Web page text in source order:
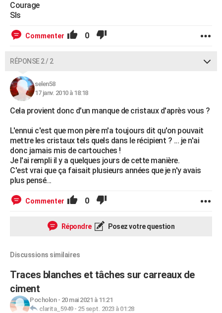
Courage
Sls
Commenter 0
RÉPONSE 2 / 2
selen58
17 janv. 2010 à 18:18
Cela provient donc d'un manque de cristaux d'après vous ?
L'ennui c'est que mon père m'a toujours dit qu'on pouvait
mettre les cristaux tels quels dans le récipient ? ... je n'ai
donc jamais mis de cartouches !
Je l'ai rempli il y a quelques jours de cette manière.
C'est vrai que ça faisait plusieurs années que je n'y avais
plus pensé...
Commenter 0
Répondre Posez votre question
Discussions similaires
Traces blanches et tâches sur carreaux de
ciment
Pocholon- 20 mai 2021 à 11:21
clarita_5949- 25 sept. 2023 à 01:28